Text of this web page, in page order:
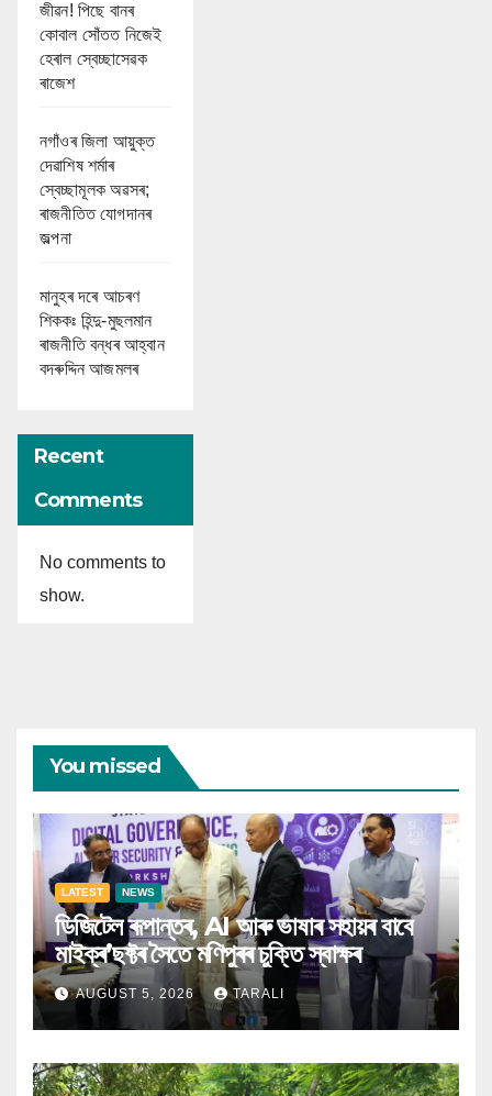
জীৱন! পিছে বানৰ
কোবাল সোঁতত নিজেই
হেৰাল স্বেচ্ছাসেৱক
ৰাজেশ
নগাঁওৰ জিলা আয়ুক্ত
দেৱাশিষ শৰ্মাৰ
স্বেচ্ছামূলক অৱসৰ;
ৰাজনীতিত যোগদানৰ
জল্পনা
মানুহৰ দৰে আচৰণ
শিককঃ হিন্দু-মুছলমান
ৰাজনীতি বন্ধৰ আহ্বান
বদৰুদ্দিন আজমলৰ
Recent
Comments
No comments to
show.
You missed
LATEST NEWS
ডিজিটেল ৰূপান্তৰ, AI আৰু ভাষাৰ সহায়ৰ বাবে
মাইক্ৰ’ছফ্টৰ সৈতে মণিপুৰৰ চুক্তি স্বাক্ষৰ
AUGUST 5, 2026 TARALI